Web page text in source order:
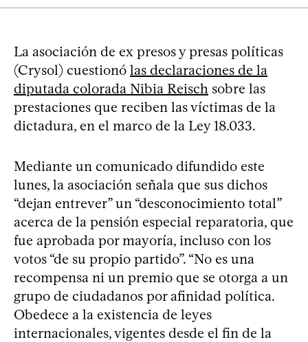
La asociación de ex presos y presas políticas
(Crysol) cuestionó las declaraciones de la
diputada colorada Nibia Reisch sobre las
prestaciones que reciben las víctimas de la
dictadura, en el marco de la Ley 18.033.
Mediante un comunicado difundido este
lunes, la asociación señala que sus dichos
“dejan entrever” un “desconocimiento total”
acerca de la pensión especial reparatoria, que
fue aprobada por mayoría, incluso con los
votos “de su propio partido”. “No es una
recompensa ni un premio que se otorga a un
grupo de ciudadanos por afinidad política.
Obedece a la existencia de leyes
internacionales, vigentes desde el fin de la